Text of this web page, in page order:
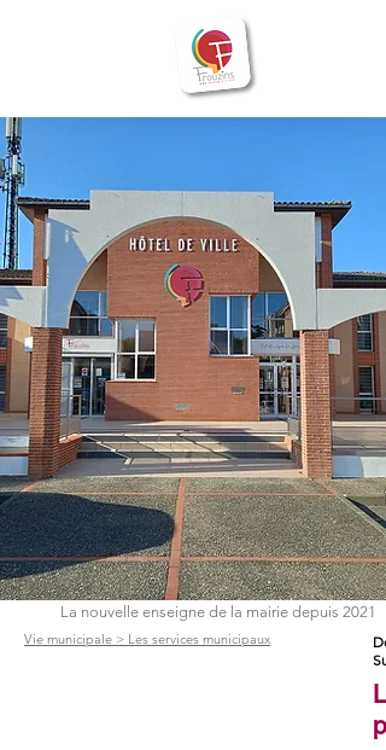
La nouvelle enseigne de la mairie depuis 2021
Vie municipale > Les services municipaux